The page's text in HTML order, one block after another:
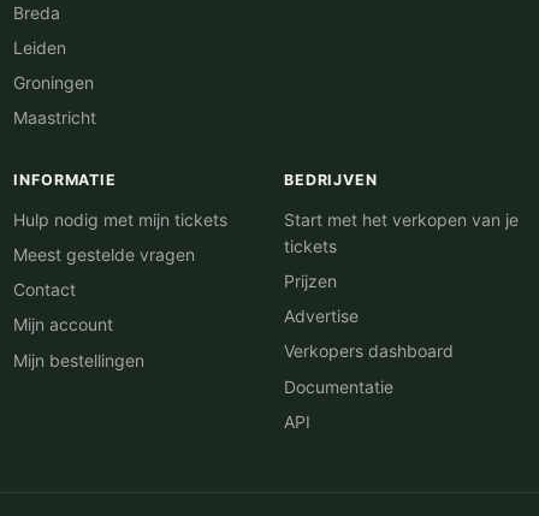
Breda
Leiden
Groningen
Maastricht
INFORMATIE
Hulp nodig met mijn tickets
Meest gestelde vragen
Contact
Mijn account
Mijn bestellingen
BEDRIJVEN
Start met het verkopen van je
tickets
Prijzen
Advertise
Verkopers dashboard
Documentatie
API